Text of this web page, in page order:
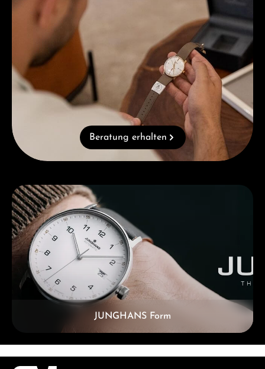
Beratung erhalten
Kategoriegalerie überspringen
JUNGHANS Form